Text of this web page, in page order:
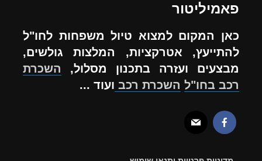
פאמיליטור
כאן המקום למצוא טיול משפחות לחו"ל
להתייעץ, אטרקציות, המלצות גולשים,
מבצעים ועזרה בתכנון מסלול, השכרת
רכב בחו"ל השכרת רכב ועוד ...